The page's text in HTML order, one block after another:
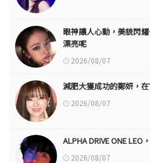
眼神讓人心動，美貌閃
漂亮呢
2026/08/07
減肥大獲成功的鄭妍，在
2026/08/07
ALPHA DRIVE ONE
2026/08/07